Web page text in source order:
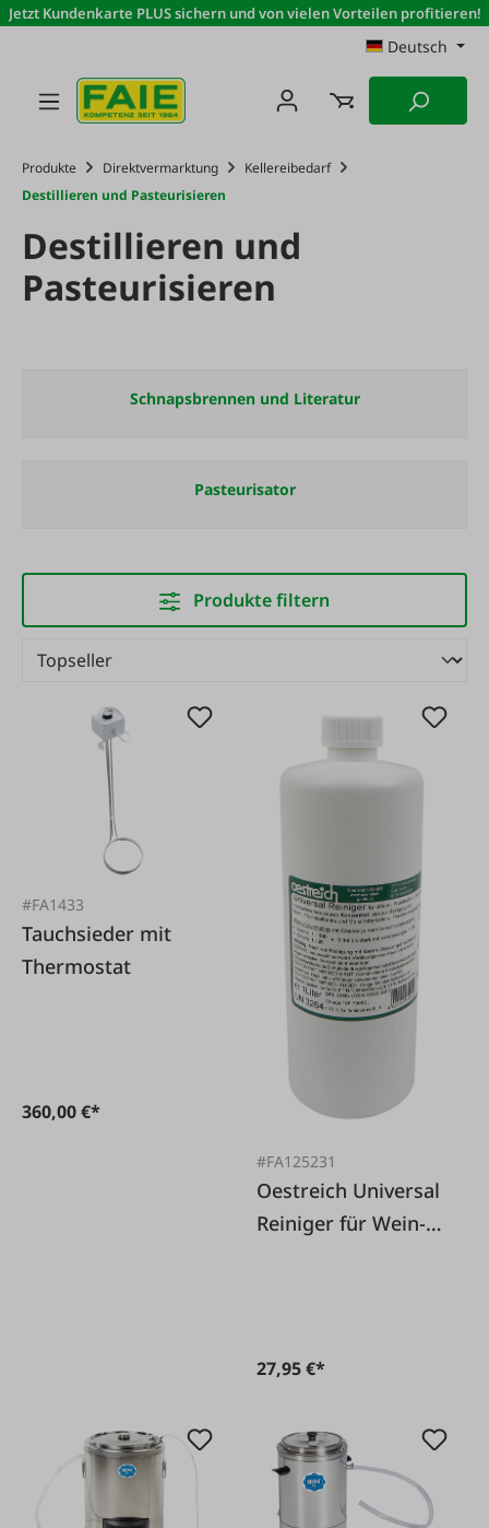
Zum Hauptinhalt springen
Jetzt Kundenkarte PLUS sichern und von vielen Vorteilen profitieren!
Deutsch
Produkte Direktvermarktung
Kellereibedarf
Destillieren und Pasteurisieren
Destillieren und
Pasteurisieren
Schnapsbrennen und Literatur
Pasteurisator
Produkte filtern
#FA1433
Tauchsieder mit
Thermostat
360,00 €*
#FA125231
Oestreich Universal
Reiniger für Wein-
27,95 €*